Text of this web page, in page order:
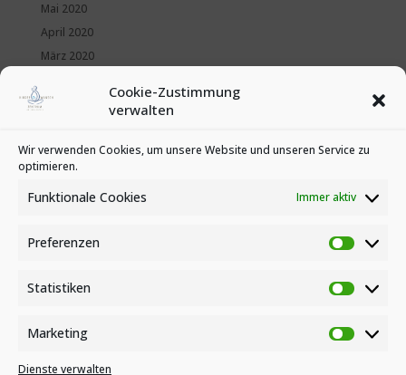
Cookie-Zustimmung
verwalten
Wir verwenden Cookies, um unsere Website und unseren Service zu
optimieren.
Funktionale Cookies Immer aktiv
Preferenzen
Statistiken
Marketing
Marketing
Dienste verwalten
Mai 2020
April 2020
März 2020
Januar 2020
Kategorien
News
Veranstaltungen